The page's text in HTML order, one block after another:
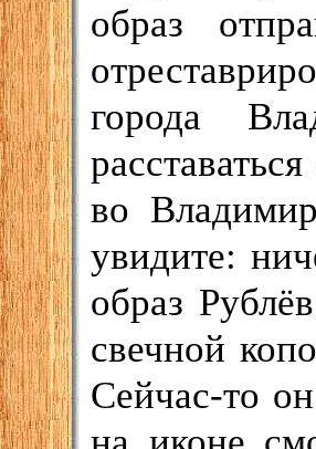
образ
города
во
увидите:
образ
свечной
Сейчас-то